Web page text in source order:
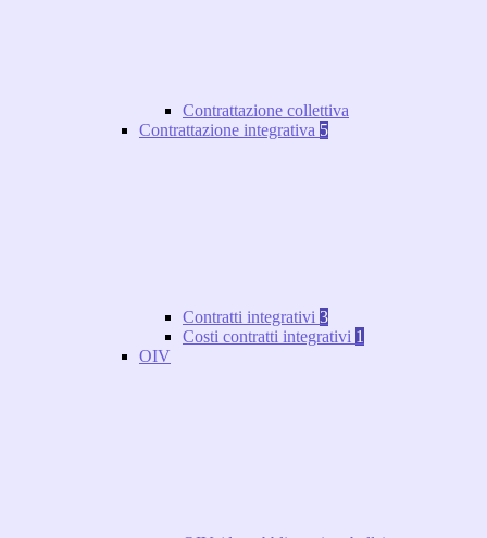
Contrattazione collettiva
Contrattazione integrativa 5
Contratti integrativi 3
Costi contratti integrativi 1
OIV